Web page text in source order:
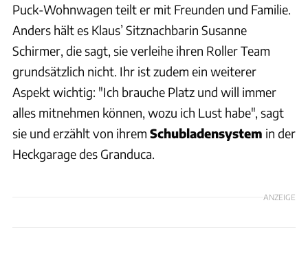
Puck-Wohnwagen teilt er mit Freunden und Familie.
Anders hält es Klaus’ Sitznachbarin Susanne
Schirmer, die sagt, sie verleihe ihren Roller Team
grundsätzlich nicht. Ihr ist zudem ein weiterer
Aspekt wichtig: "Ich brauche Platz und will immer
alles mitnehmen können, wozu ich Lust habe", sagt
sie und erzählt von ihrem Schubladensystem in der
Heckgarage des Granduca.
ANZEIGE